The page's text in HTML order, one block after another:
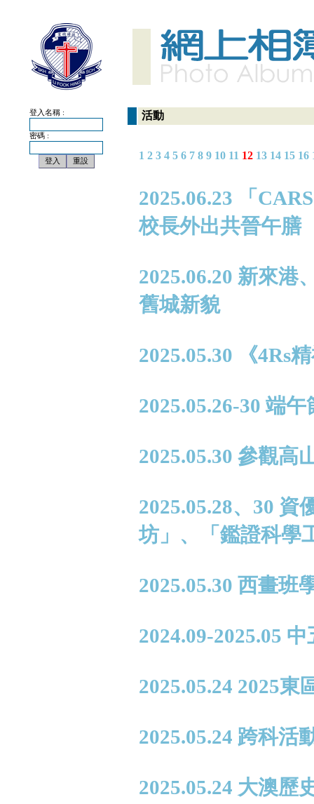
登入名稱 :
密碼 :
活動
1 2 3 4 5 6 7 8 9 10 11 12 13 14 15 16
2025.06.23 「
校長外出共晉午膳
2025.06.20 新來港
舊城新貌
2025.05.30 《4Rs
2025.05.26-30 端
2025.05.30 參觀
2025.05.28、30
坊」、「鑑證科學
2025.05.30 西畫班
2024.09-2025.05
2025.05.24 2025東
2025.05.24 跨科活
2025.05.24 大澳歷